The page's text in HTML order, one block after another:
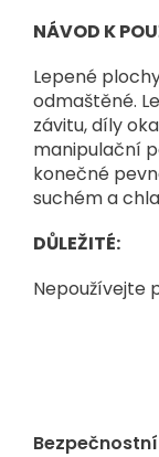
NÁVOD K
Lepené
odmaštěné.
závitu, díly
manipulační
konečné
suchém a
DŮLEŽITÉ:
Nepoužívejte